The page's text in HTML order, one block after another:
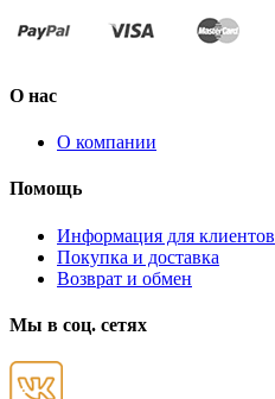
О нас
О компании
Помощь
Информация для клиентов
Покупка и доставка
Возврат и обмен
Мы в соц. сетях